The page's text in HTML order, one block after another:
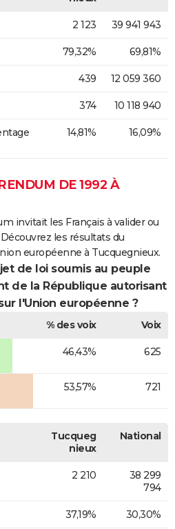
2 123 39 941 943
79,32% 69,81%
439 12 059 360
374 10 118 940
14,81% 16,09%
DE 1992 À
invitait les Français à valider ou
les résultats du
européenne à Tucquegnieux.
de loi soumis au peuple
de la République autorisant
l'Union européenne ?
% des voix
Voix
46,43% 625
53,57% 721
Tucqueg
nieux
National
2 210
38 299
794
37,19% 30,30%